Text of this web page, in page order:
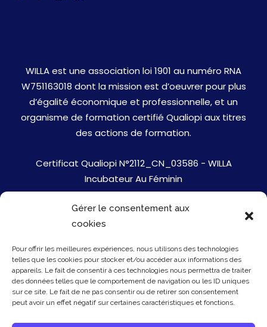
Gérer le consentement aux
cookies
Pour offrir les meilleures expériences, nous utilisons des technologies
telles que les cookies pour stocker et/ou accéder aux informations des
appareils. Le fait de consentir à ces technologies nous permettra de traiter
des données telles que le comportement de navigation ou les ID uniques
sur ce site. Le fait de ne pas consentir ou de retirer son consentement
peut avoir un effet négatif sur certaines caractéristiques et fonctions.
WILLA est une association loi 1901 au numéro RNA
W751163018 dont la mission est d’oeuvrer pour plus
d’égalité économique et professionnelle, et un
organisme de formation certifié Qualiopi aux titres
des actions de formation.
Certificat Qualiopi N°2112_CN_03586 - WILLA
Incubateur Au Féminin
Jobs
Mentions Légales
Politique de cookies
Presse